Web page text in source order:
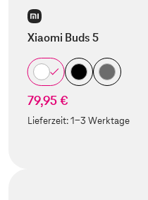
Xiaomi Buds 5
79,95 €
Lieferzeit:1-3 Werktage